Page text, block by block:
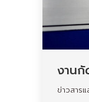
งาน
ข่าวสาร